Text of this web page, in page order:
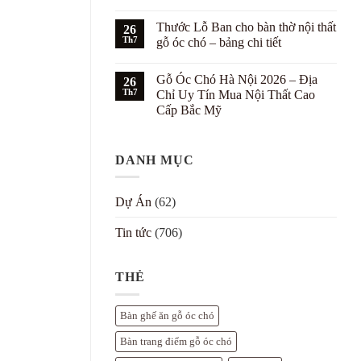
gỗ
chó
thự
nội
thất
gỗ
với
tường
trắng
–
bình
luận
ở
nội
thất
gỗ
óc
cho
26
Th7
Thước Lỗ Ban cho bàn thờ nội thất
gỗ óc chó – bảng chi tiết
bình
luận
ở
Thước
thờ
óc
bảng
26
Th7
Gỗ Óc Chó Hà Nội 2026 – Địa
Chỉ Uy Tín Mua Nội Thất Cao
Cấp Bắc Mỹ
luận
ở
Chó
Hà
2026
–
Nội
Thất
Cao
Cấp
Bắc
Mỹ
DANH MỤC
Dự Án (62)
Tin tức (706)
THẺ
Bàn ghế ăn gỗ óc chó
Bàn trang điểm gỗ óc chó